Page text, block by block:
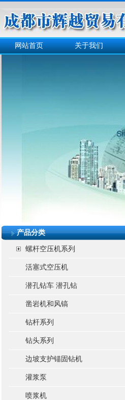
网站首页 关于我们
产品分类
螺杆空压机系列
活塞式空压机
潜孔钻车 潜孔钻
凿岩机和风镐
钻杆系列
钻头系列
边坡支护锚固钻机
灌浆泵
喷浆机